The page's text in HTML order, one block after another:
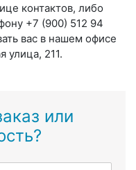
контактов, либо
+7 (900) 512 94
вас в нашем офисе
улица, 211.
или